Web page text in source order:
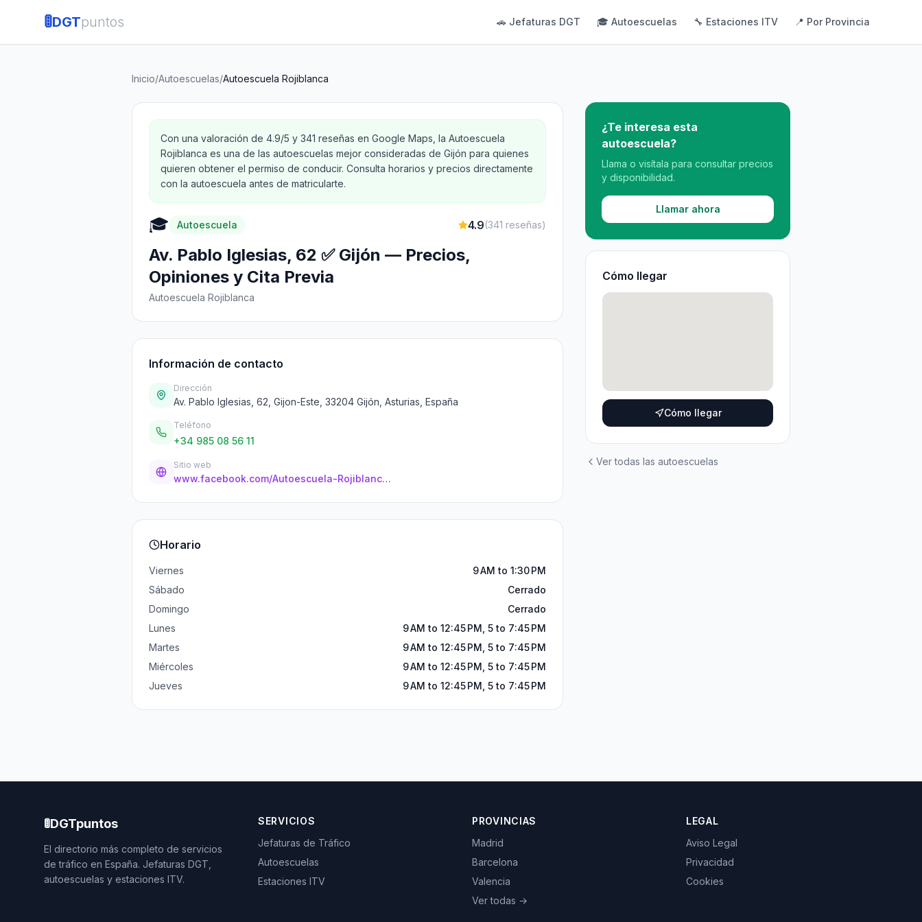
🚦DGTpuntos 🚗 Jefaturas DGT 🎓 Autoescuelas 🔧 Estaciones ITV 📍 Por Provincia
Inicio/Autoescuelas/Autoescuela Rojiblanca
Con una valoración de 4.9/5 y 341 reseñas en Google Maps, la Autoescuela
Rojiblanca es una de las autoescuelas mejor consideradas de Gijón para quienes
quieren obtener el permiso de conducir. Consulta horarios y precios directamente
con la autoescuela antes de matricularte.
🎓 Autoescuela 4.9(341 reseñas)
Av. Pablo Iglesias, 62 ✅ Gijón — Precios,
Opiniones y Cita Previa
Autoescuela Rojiblanca
Información de contacto
Dirección
Av. Pablo Iglesias, 62, Gijon-Este, 33204 Gijón, Asturias, España
Teléfono
+34 985 08 56 11
Sitio web
www.facebook.com/Autoescuela-Rojiblanca-435414993303909/?ref=aymt_homepage_panel
Horario
Viernes
9 AM to 1:30 PM
Sábado
Cerrado
Domingo
Cerrado
Lunes
9 AM to 12:45 PM, 5 to 7:45 PM
Martes
9 AM to 12:45 PM, 5 to 7:45 PM
Miércoles
9 AM to 12:45 PM, 5 to 7:45 PM
Jueves
9 AM to 12:45 PM, 5 to 7:45 PM
¿Te interesa esta
autoescuela?
Llama o visítala para consultar precios
y disponibilidad.
Llamar ahora
Cómo llegar
Cómo llegar
Ver todas las autoescuelas
🚦DGTpuntos
El directorio más completo de servicios
de tráfico en España. Jefaturas DGT,
autoescuelas y estaciones ITV.
SERVICIOS
Jefaturas de Tráfico
Autoescuelas
Estaciones ITV
PROVINCIAS
Madrid
Barcelona
Valencia
Ver todas →
LEGAL
Aviso Legal
Privacidad
Cookies